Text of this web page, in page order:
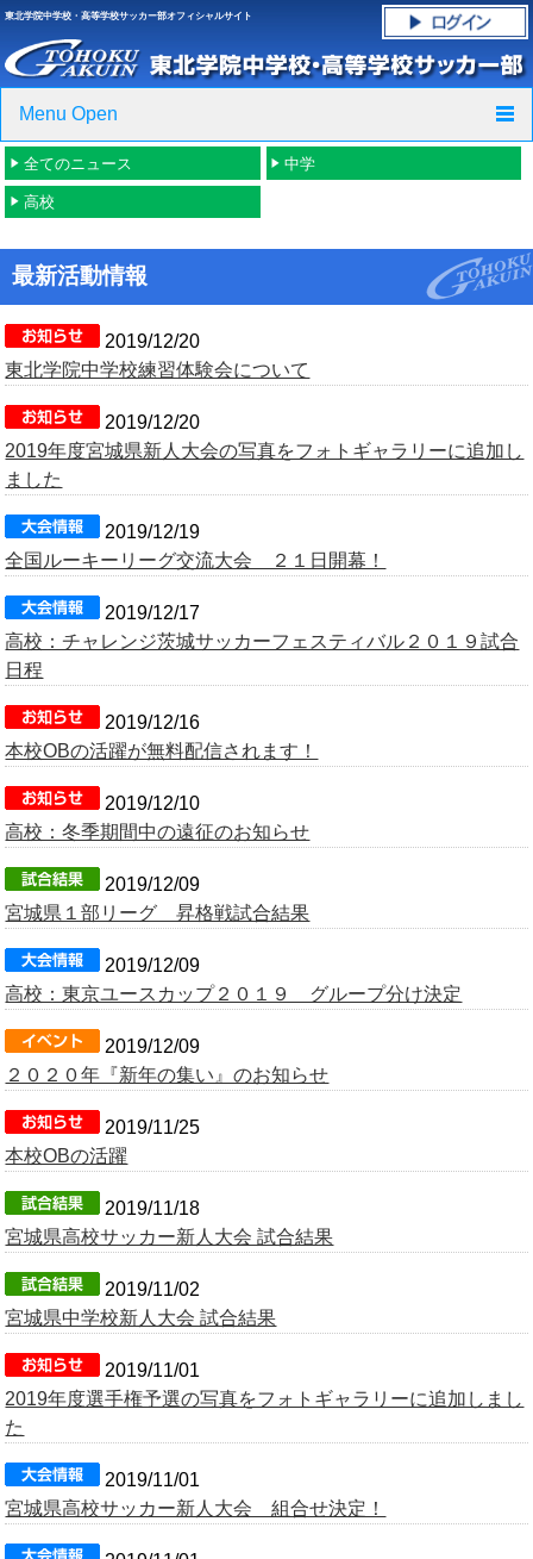
東北学院中学校・高等学校サッカー部オフィシャルサイト
Menu Open
TOP
フォトギャラリー
OB会
全てのニュース 中学
高校
最新活動情報
2019/12/20
東北学院中学校練習体験会について
2019/12/20
2019年度宮城県新人大会の写真をフォトギャラリーに追加し
ました
2019/12/19
全国ルーキーリーグ交流大会 ２１日開幕！
2019/12/17
高校：チャレンジ茨城サッカーフェスティバル２０１９試合
日程
2019/12/16
本校OBの活躍が無料配信されます！
2019/12/10
高校：冬季期間中の遠征のお知らせ
2019/12/09
宮城県１部リーグ 昇格戦試合結果
2019/12/09
高校：東京ユースカップ２０１９ グループ分け決定
2019/12/09
２０２０年『新年の集い』のお知らせ
2019/11/25
本校OBの活躍
2019/11/18
宮城県高校サッカー新人大会 試合結果
2019/11/02
宮城県中学校新人大会 試合結果
2019/11/01
2019年度選手権予選の写真をフォトギャラリーに追加しまし
た
2019/11/01
宮城県高校サッカー新人大会 組合せ決定！